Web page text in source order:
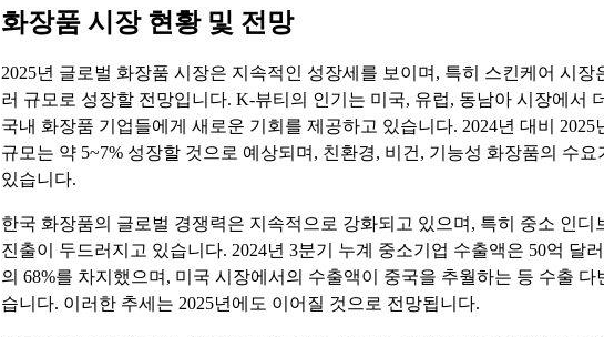
화장품 시장 현황 및 전망
2025년 글로벌 화장품 시장은 지속적인 성장세를 보이며, 특히 스킨케어 시장
러 규모로 성장할 전망입니다. K-뷰티의 인기는 미국, 유럽, 동남아 시장에서
국내 화장품 기업들에게 새로운 기회를 제공하고 있습니다. 2024년 대비 2025
규모는 약 5~7% 성장할 것으로 예상되며, 친환경, 비건, 기능성 화장품의 수요
있습니다.
한국 화장품의 글로벌 경쟁력은 지속적으로 강화되고 있으며, 특히 중소 인디
진출이 두드러지고 있습니다. 2024년 3분기 누계 중소기업 수출액은 50억 달
의 68%를 차지했으며, 미국 시장에서의 수출액이 중국을 추월하는 등 수출 다
습니다. 이러한 추세는 2025년에도 이어질 것으로 전망됩니다.